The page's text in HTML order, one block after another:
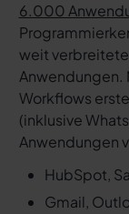
6.000
weit
Anwendungen.
Workflows
(inklusive
Anwendungen
HubSpot,
Gmail,